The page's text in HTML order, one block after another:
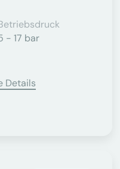
- 17 bar
Details